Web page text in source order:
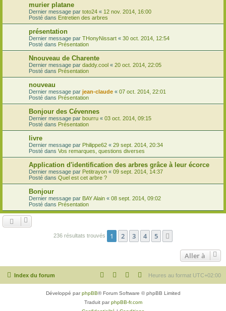
murier platane
Dernier message par toto24 « 12 nov. 2014, 16:00
Posté dans Entretien des arbres
présentation
Dernier message par THonyNissart « 30 oct. 2014, 12:54
Posté dans Présentation
Nnouveau de Charente
Dernier message par daddy.cool « 20 oct. 2014, 22:05
Posté dans Présentation
nouveau
Dernier message par jean-claude « 07 oct. 2014, 22:01
Posté dans Présentation
Bonjour des Cévennes
Dernier message par bourru « 03 oct. 2014, 09:15
Posté dans Présentation
livre
Dernier message par Philippe62 « 29 sept. 2014, 20:34
Posté dans Vos remarques, questions diverses
Application d'identification des arbres grâce à leur écorce
Dernier message par Petitrayon « 09 sept. 2014, 14:37
Posté dans Quel est cet arbre ?
Bonjour
Dernier message par BAY Alain « 08 sept. 2014, 09:02
Posté dans Présentation
236 résultats trouvés 1 2 3 4 5
Aller à
Index du forum Heures au format UTC+02:00
Développé parphpBB® Forum Software © phpBB Limited
Traduit parphpBB-fr.com